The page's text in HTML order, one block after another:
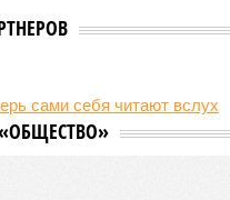
«Сказочного леса»
были получены
документации и
южнее, на Люблинской